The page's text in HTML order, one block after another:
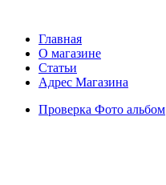
Главная
О магазине
Статьи
Адрес Магазина
Проверка Фото альбом